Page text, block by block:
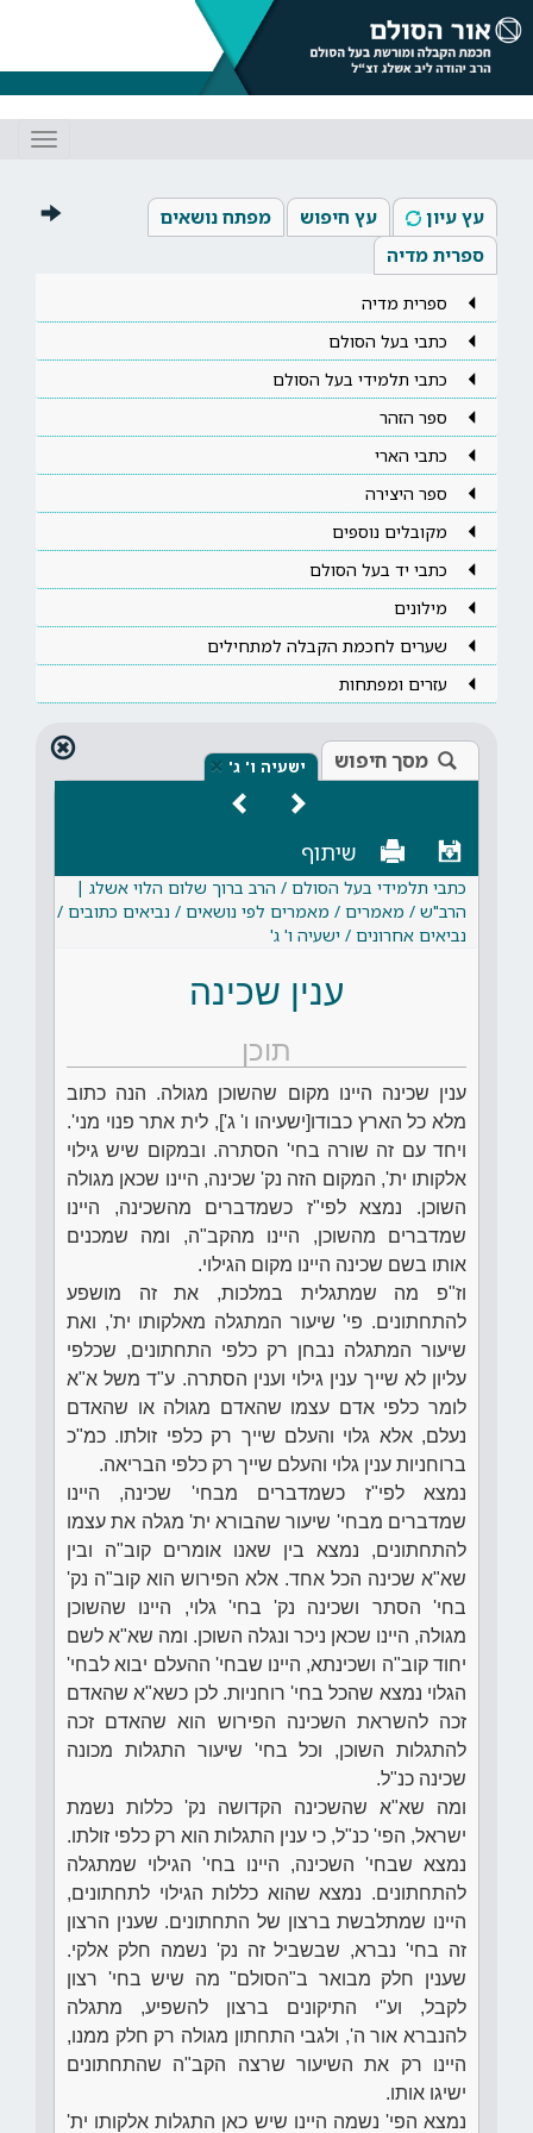
עץ עיון עץ חיפוש
מפתח נושאים
ספרית מדיה
ספרית מדיה
כתבי בעל הסולם
כתבי תלמידי בעל הסולם
ספר הזהר
כתבי הארי
ספר היצירה
מקובלים נוספים
כתבי יד בעל הסולם
מילונים
שערים לחכמת הקבלה למתחילים
עזרים ומפתחות
מסך חיפוש ישעיה ו' ג' ×
שיתוף
כתבי תלמידי בעל הסולם / הרב ברוך שלום הלוי אשלג |
הרב"ש / מאמרים / מאמרים לפי נושאים / נביאים כתובים /
נביאים אחרונים / ישעיה ו' ג'
ענין שכינה
תוכן
ענין שכינה היינו מקום שהשוכן מגולה. הנה כתוב
מלא כל הארץ כבודו[ישעיהו ו' ג'], לית אתר פנוי מני'.
ויחד עם זה שורה בחי' הסתרה. ובמקום שיש גילוי
אלקותו ית', המקום הזה נק' שכינה, היינו שכאן מגולה
השוכן. נמצא לפי"ז כשמדברים מהשכינה, היינו
שמדברים מהשוכן, היינו מהקב"ה, ומה שמכנים
אותו בשם שכינה היינו מקום הגילוי.
וז"פ מה שמתגלית במלכות, את זה מושפע
להתחתונים. פי' שיעור המתגלה מאלקותו ית', ואת
שיעור המתגלה נבחן רק כלפי התחתונים, שכלפי
עליון לא שייך ענין גילוי וענין הסתרה. ע"ד משל א"א
לומר כלפי אדם עצמו שהאדם מגולה או שהאדם
נעלם, אלא גלוי והעלם שייך רק כלפי זולתו. כמ"כ
ברוחניות ענין גלוי והעלם שייך רק כלפי הבריאה.
נמצא לפי"ז כשמדברים מבחי' שכינה, היינו
שמדברים מבחי' שיעור שהבורא ית' מגלה את עצמו
להתחתונים, נמצא בין שאנו אומרים קוב"ה ובין
שא"א שכינה הכל אחד. אלא הפירוש הוא קוב"ה נק'
בחי' הסתר ושכינה נק' בחי' גלוי, היינו שהשוכן
מגולה, היינו שכאן ניכר ונגלה השוכן. ומה שא"א לשם
יחוד קוב"ה ושכינתא, היינו שבחי' ההעלם יבוא לבחי'
הגלוי נמצא שהכל בחי' רוחניות. לכן כשא"א שהאדם
זכה להשראת השכינה הפירוש הוא שהאדם זכה
להתגלות השוכן, וכל בחי' שיעור התגלות מכונה
שכינה כנ"ל.
ומה שא"א שהשכינה הקדושה נק' כללות נשמת
ישראל, הפי' כנ"ל, כי ענין התגלות הוא רק כלפי זולתו.
נמצא שבחי' השכינה, היינו בחי' הגילוי שמתגלה
להתחתונים. נמצא שהוא כללות הגילוי לתחתונים,
היינו שמתלבשת ברצון של התחתונים. שענין הרצון
זה בחי' נברא, שבשביל זה נק' נשמה חלק אלקי.
שענין חלק מבואר ב"הסולם" מה שיש בחי' רצון
לקבל, וע"י התיקונים ברצון להשפיע, מתגלה
להנברא אור ה', ולגבי התחתון מגולה רק חלק ממנו,
היינו רק את השיעור שרצה הקב"ה שהתחתונים
ישיגו אותו.
נמצא הפי' נשמה היינו שיש כאן התגלות אלקותו ית'